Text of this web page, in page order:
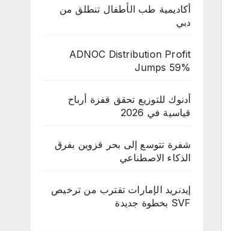
أكاديمية طب الأطفال تنطلق من
دبي
ADNOC Distribution Profit
Jumps 59%
أدنوك للتوزيع تحقق قفزة أرباح
قياسية في 2026
شفرة تتوسع إلى بحر قزوين بفرق
الذكاء الاصطناعي
إيدنريد الإمارات تقترب من ترخيص
SVF بخطوة جديدة